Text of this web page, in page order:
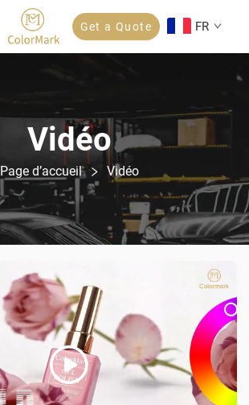
Get a Quote FR
Vidéo
Page d’accueil Vidéo